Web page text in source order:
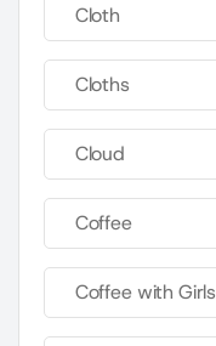
Cloth
Cloths
Cloud
Coffee
Coffee with Girls